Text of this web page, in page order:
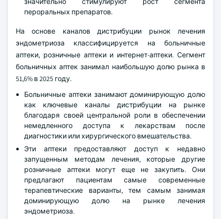
пероральных препаратов.
На основе каналов дистрибуции рынок лечения
эндометриоза классифицируется на больничные
аптеки, розничные аптеки и интернет-аптеки. Сегмент
больничных аптек занимал наибольшую долю рынка в
51,6% в 2025 году.
Больничные аптеки занимают доминирующую долю
как ключевые каналы дистрибуции на рынке
благодаря своей центральной роли в обеспечении
немедленного доступа к лекарствам после
диагностики или хирургического вмешательства.
Эти аптеки предоставляют доступ к недавно
запущенным методам лечения, которые другие
розничные аптеки могут еще не закупить. Они
предлагают пациентам самые современные
терапевтические варианты, тем самым занимая
доминирующую долю на рынке лечения
эндометриоза.